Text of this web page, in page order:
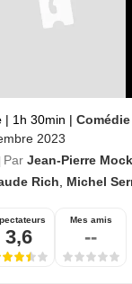
| 1h 30min | Comédie
2023
Par Jean-Pierre
Rich Michel
3,6
Mes amis
--